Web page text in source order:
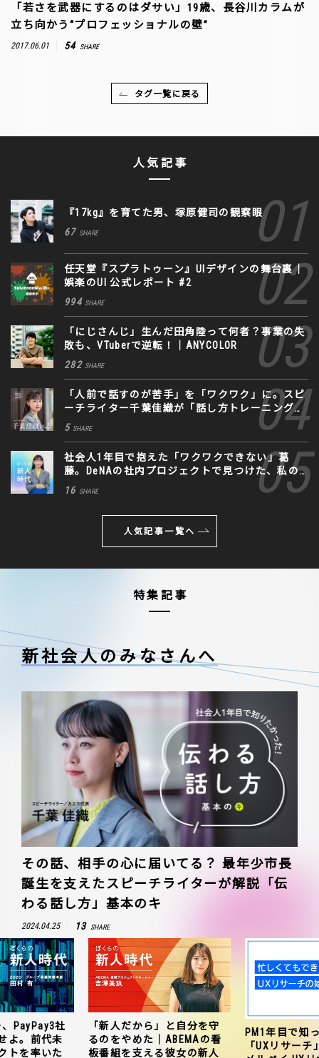
「若さを武器にするのはダサい」19歳、長谷川カラムが
立ち向かう“プロフェッショナルの壁”
2017.06.01 54 SHARE
タグ一覧に戻る
人気記事
『17kg』を育てた男、塚原健司の観察眼
67 SHARE
任天堂『スプラトゥーン』UIデザインの舞台裏｜
娯楽のUI 公式レポート #2
994 SHARE
「にじさんじ」生んだ田角陸って何者？事業の失
敗も、VTuberで逆転！｜ANYCOLOR
282 SHARE
「人前で話すのが苦手」を「ワクワク」に。スピ
ーチライター千葉佳織が「話し方トレーニング」
に込めた思い
5 SHARE
社会人1年目で抱えた「ワクワクできない」葛
藤。DeNAの社内プロジェクトで見つけた、私の
生きる道
16 SHARE
人気記事一覧へ
特集記事
新社会人のみなさんへ
その話、相手の心に届いてる？ 最年少市長
誕生を支えたスピーチライターが解説「伝
わる話し方」基本のキ
2024.04.25 13 SHARE
PayPay3社
よ。前代未
トを率いた
「新人だから」と自分を守
るのをやめた｜ABEMAの看
板番組を支える彼女の新人
PM1年目で知
「UXリサー